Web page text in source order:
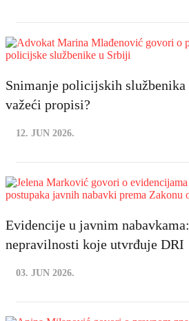
Snimanje policijskih službenika
važeći propisi?
12. JUN 2026.
Evidencije u javnim
nepravilnosti koje utvrđuje DRI
03. JUN 2026.